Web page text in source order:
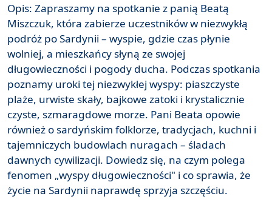
Opis: Zapraszamy na spotkanie z panią Beatą
Miszczuk, która zabierze uczestników w niezwykłą
podróż po Sardynii – wyspie, gdzie czas płynie
wolniej, a mieszkańcy słyną ze swojej
długowieczności i pogody ducha. Podczas spotkania
poznamy uroki tej niezwykłej wyspy: piaszczyste
plaże, urwiste skały, bajkowe zatoki i krystalicznie
czyste, szmaragdowe morze. Pani Beata opowie
również o sardyńskim folklorze, tradycjach, kuchni i
tajemniczych budowlach nuragach – śladach
dawnych cywilizacji. Dowiedz się, na czym polega
fenomen „wyspy długowieczności" i co sprawia, że
życie na Sardynii naprawdę sprzyja szczęściu.